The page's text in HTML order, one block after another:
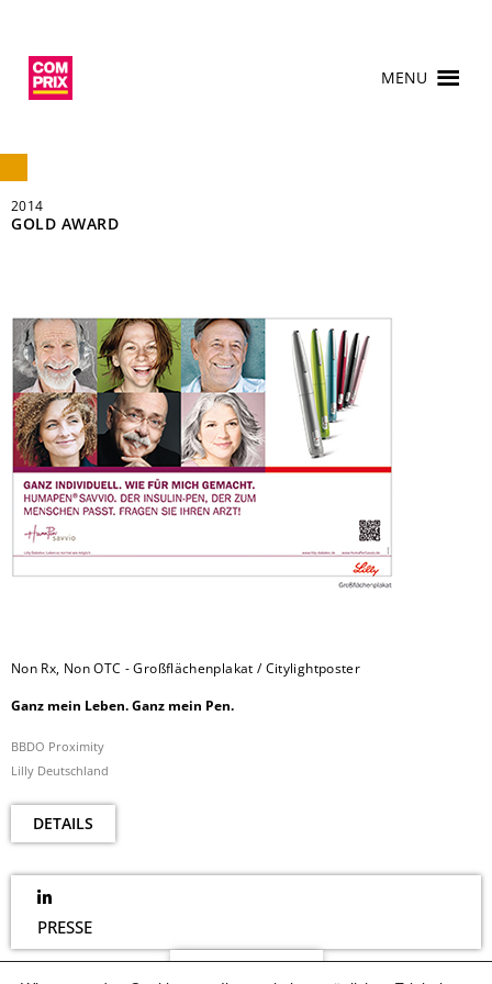
MENU
2014
GOLD AWARD
Non Rx, Non OTC - Großflächenplakat / Citylightposter
Ganz mein Leben. Ganz mein Pen.
BBDO Proximity
Lilly Deutschland
DETAILS
PRESSE